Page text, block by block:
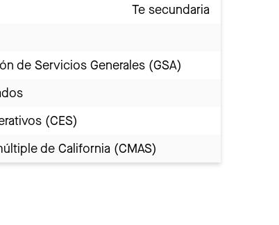
Te secundaria
de Servicios Generales (GSA)
(CES)
de California (CMAS)